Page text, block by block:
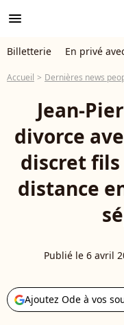
menu
Billetterie En privé
Accueil Dernières news
Jean-
divorce
discret
distance
Publié le 6 avril
Ajoutez Ode à vos